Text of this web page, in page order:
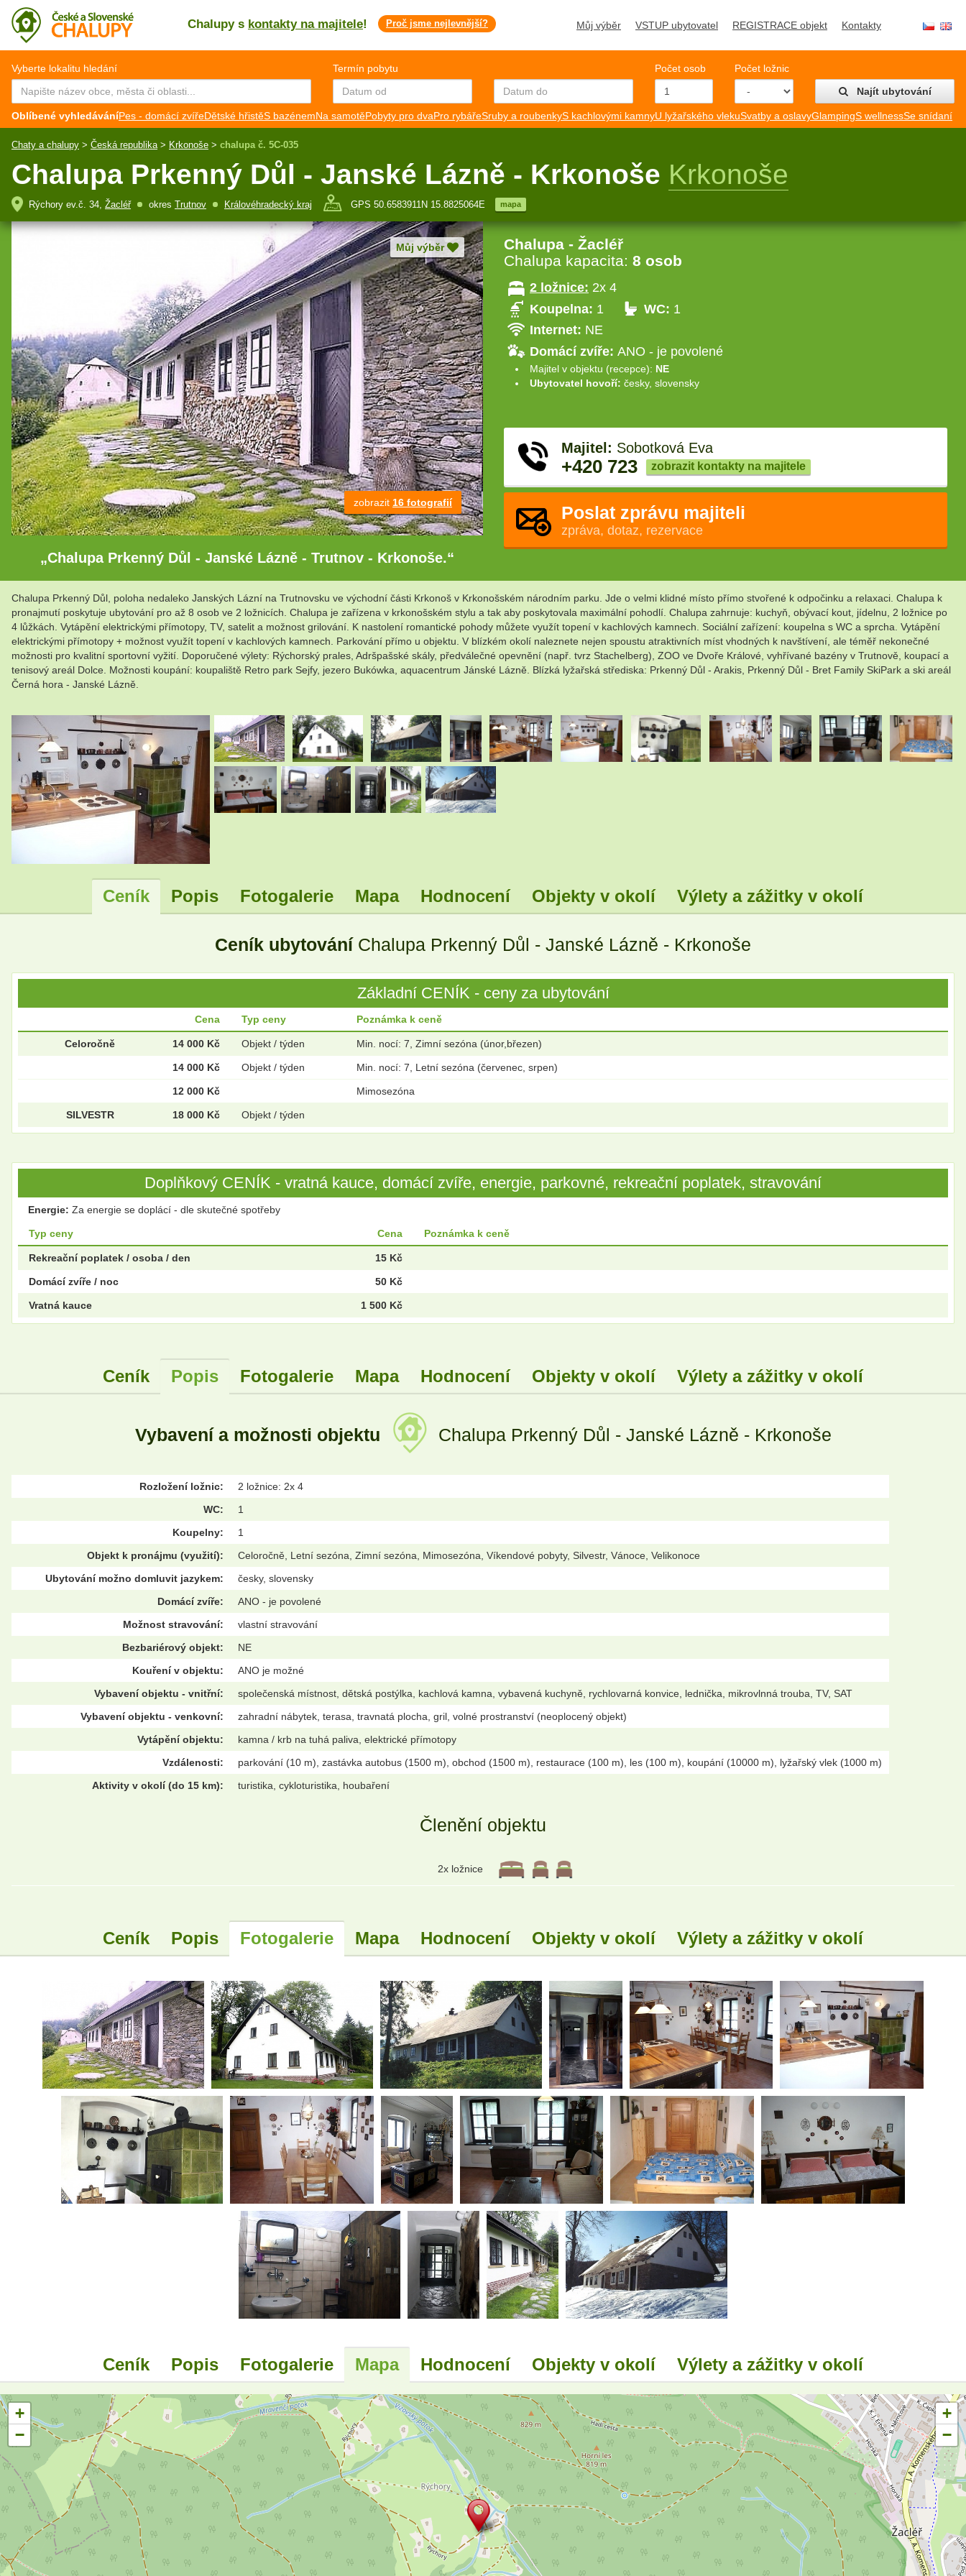
Chalupy s kontakty na majitele! Proč jsme nejlevnější? Můj výběr VSTUP ubytovatel REGISTRACE objekt Kontakty
CZ EN
Vyberte lokalitu hledání Termín pobytu Počet osob
Počet ložnic
Najít ubytování
Oblíbené vyhledáváníPes - domácí zvířeDětské hřistěS bazénemNa samotěPobyty pro dvaPro rybářeSruby a roubenkyS kachlovými kamnyU lyžařského vlekuSvatby a oslavyGlampingS wellnessSe snídaní
Chaty a chalupy > Česká republika > Krkonoše > chalupa č. 5C-035
Chalupa Prkenný Důl - Janské Lázně - Krkonoše Krkonoše
Rýchory ev.č. 34, Žacléř okres Trutnov Královéhradecký kraj GPS 50.6583911N 15.8825064E mapa
Můj výběr
zobrazit 16 fotografií
„Chalupa Prkenný Důl - Janské Lázně - Trutnov - Krkonoše.“
Chalupa - Žacléř
Chalupa kapacita: 8 osob
2 ložnice: 2x 4
Koupelna: 1 WC: 1
Internet: NE
Domácí zvíře: ANO - je povolené
Majitel v objektu (recepce): NE
Ubytovatel hovoří: česky, slovensky
Majitel: Sobotková Eva
+420 723 zobrazit kontakty na majitele
Poslat zprávu majiteli
zpráva, dotaz, rezervace
Chalupa Prkenný Důl, poloha nedaleko Janských Lázní na Trutnovsku ve východní části Krkonoš v Krkonošském národním parku. Jde o velmi klidné místo přímo stvořené k odpočinku a relaxaci. Chalupa k
pronajmutí poskytuje ubytování pro až 8 osob ve 2 ložnicích. Chalupa je zařízena v krkonošském stylu a tak aby poskytovala maximální pohodlí. Chalupa zahrnuje: kuchyň, obývací kout, jídelnu, 2 ložnice po
4 lůžkách. Vytápění elektrickými přímotopy, TV, satelit a možnost grilování. K nastolení romantické pohody můžete využít topení v kachlových kamnech. Sociální zařízení: koupelna s WC a sprcha. Vytápění
elektrickými přímotopy + možnost využít topení v kachlových kamnech. Parkování přímo u objektu. V blízkém okolí naleznete nejen spoustu atraktivních míst vhodných k navštívení, ale téměř nekonečné
možnosti pro kvalitní sportovní vyžití. Doporučené výlety: Rýchorský prales, Adršpašské skály, předválečné opevnění (např. tvrz Stachelberg), ZOO ve Dvoře Králové, vyhřívané bazény v Trutnově, koupací a
tenisový areál Dolce. Možnosti koupání: koupaliště Retro park Sejfy, jezero Bukówka, aquacentrum Jánské Lázně. Blízká lyžařská střediska: Prkenný Důl - Arakis, Prkenný Důl - Bret Family SkiPark a ski areál
Černá hora - Janské Lázně.
Ceník Popis Fotogalerie Mapa Hodnocení Objekty v okolí Výlety a zážitky v okolí
Ceník ubytování Chalupa Prkenný Důl - Janské Lázně - Krkonoše
Základní CENÍK - ceny za ubytování
Cena Typ ceny Poznámka k ceně
Celoročně 14 000 Kč Objekt / týden Min. nocí: 7, Zimní sezóna (únor,březen)
14 000 Kč Objekt / týden Min. nocí: 7, Letní sezóna (červenec, srpen)
12 000 Kč Mimosezóna
SILVESTR 18 000 Kč Objekt / týden
Doplňkový CENÍK - vratná kauce, domácí zvíře, energie, parkovné, rekreační poplatek, stravování
Energie: Za energie se doplácí - dle skutečné spotřeby
Typ ceny Cena Poznámka k ceně
Rekreační poplatek / osoba / den 15 Kč
Domácí zvíře / noc 50 Kč
Vratná kauce 1 500 Kč
Ceník Popis Fotogalerie Mapa Hodnocení Objekty v okolí Výlety a zážitky v okolí
Vybavení a možnosti objektu Chalupa Prkenný Důl - Janské Lázně - Krkonoše
Rozložení ložnic:
2 ložnice: 2x 4
WC:
1
Koupelny:
1
Objekt k pronájmu (využití):
Celoročně, Letní sezóna, Zimní sezóna, Mimosezóna, Víkendové pobyty, Silvestr, Vánoce, Velikonoce
Ubytování možno domluvit jazykem:
česky, slovensky
Domácí zvíře:
ANO - je povolené
Možnost stravování:
vlastní stravování
Bezbariérový objekt:
NE
Kouření v objektu:
ANO je možné
Vybavení objektu - vnitřní:
společenská místnost, dětská postýlka, kachlová kamna, vybavená kuchyně, rychlovarná konvice, lednička, mikrovlnná trouba, TV, SAT
Vybavení objektu - venkovní:
zahradní nábytek, terasa, travnatá plocha, gril, volné prostranství (neoplocený objekt)
Vytápění objektu:
kamna / krb na tuhá paliva, elektrické přímotopy
Vzdálenosti:
parkování (10 m), zastávka autobus (1500 m), obchod (1500 m), restaurace (100 m), les (100 m), koupání (10000 m), lyžařský vlek (1000 m)
Aktivity v okolí (do 15 km):
turistika, cykloturistika, houbaření
Členění objektu
2x ložnice
Ceník Popis Fotogalerie Mapa Hodnocení Objekty v okolí Výlety a zážitky v okolí
Ceník Popis Fotogalerie Mapa Hodnocení Objekty v okolí Výlety a zážitky v okolí
+
−
+
−